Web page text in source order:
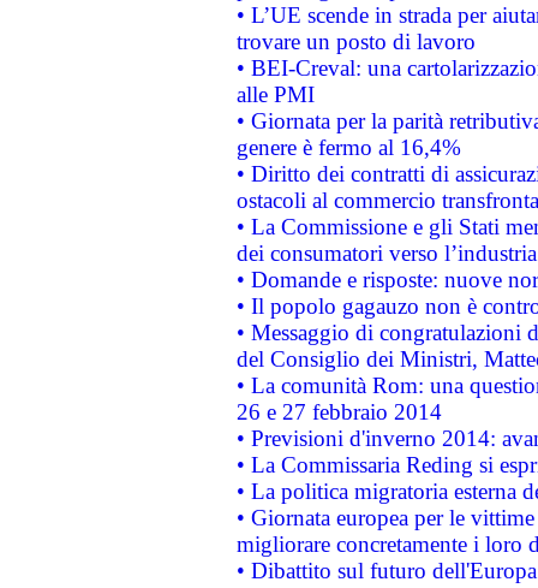
• L’UE scende in strada per
trovare un posto di lavoro
• BEI-Creval: una
alle PMI
• Giornata per la parità
genere è fermo al 16,4%
• Diritto dei contratti di
ostacoli al commercio
• La Commissione e gli Stati
dei consumatori verso
• Domande e risposte: nuove
• Il popolo gagauzo non è
• Messaggio di congratulazioni
del Consiglio dei Ministri,
• La comunità Rom: una
26 e 27 febbraio 2014
• Previsioni d'inverno 2014:
• La Commissaria Reding si
• La politica migratoria esterna
• Giornata europea per le
migliorare concretamente i loro
• Dibattito sul futuro